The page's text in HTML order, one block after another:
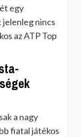
egy
nincs
az ATP Top
a nagy
fiatal játékos